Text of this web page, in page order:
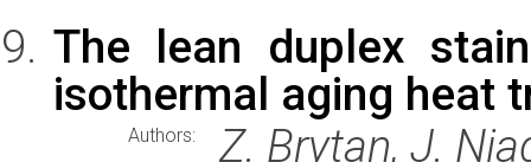
The lean duplex
isothermal aging heat
Authors: Z. Brytan, J.